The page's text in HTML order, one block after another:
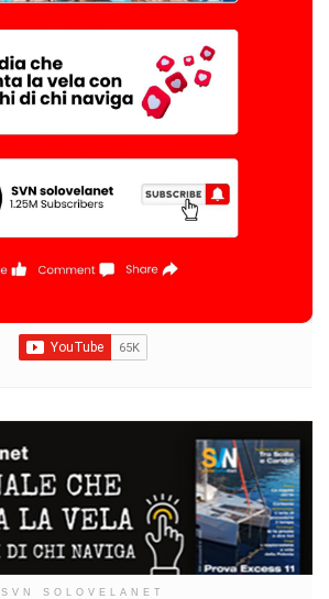
SVN SOLOVELANET